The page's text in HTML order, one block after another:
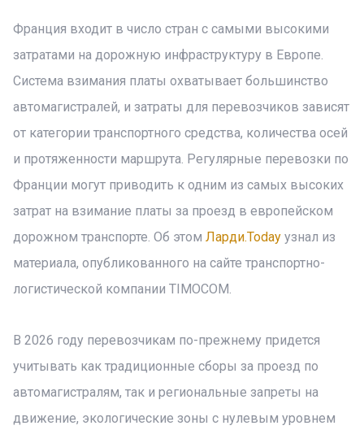
Франция входит в число стран с самыми высокими
затратами на дорожную инфраструктуру в Европе.
Система взимания платы охватывает большинство
автомагистралей, и затраты для перевозчиков зависят
от категории транспортного средства, количества осей
и протяженности маршрута. Регулярные перевозки по
Франции могут приводить к одним из самых высоких
затрат на взимание платы за проезд в европейском
дорожном транспорте. Об этом Ларди.Today узнал из
материала, опубликованного на сайте транспортно-
логистической компании TIMOCOM.
В 2026 году перевозчикам по-прежнему придется
учитывать как традиционные сборы за проезд по
автомагистралям, так и региональные запреты на
движение, экологические зоны с нулевым уровнем